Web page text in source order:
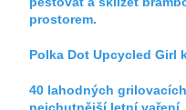
prostorem.
Polka Dot Upcycled Girl
40 lahodných